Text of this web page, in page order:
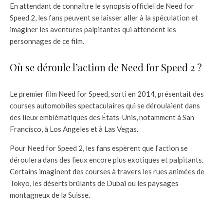
En attendant de connaître le synopsis officiel de Need for
Speed 2, les fans peuvent se laisser aller à la spéculation et
imaginer les aventures palpitantes qui attendent les
personnages de ce film.
Où se déroule l’action de Need for Speed 2 ?
Le premier film Need for Speed, sorti en 2014, présentait des
courses automobiles spectaculaires qui se déroulaient dans
des lieux emblématiques des États-Unis, notamment à San
Francisco, à Los Angeles et à Las Vegas.
Pour Need for Speed 2, les fans espèrent que l’action se
déroulera dans des lieux encore plus exotiques et palpitants.
Certains imaginent des courses à travers les rues animées de
Tokyo, les déserts brûlants de Dubaï ou les paysages
montagneux de la Suisse.